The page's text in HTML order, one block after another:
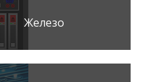
Железо